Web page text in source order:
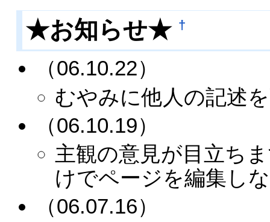
★お知らせ★ †
（06.10.22）
むやみに他人の記述
（06.10.19）
主観の意見が目立ち
けでページを編集し
（06.07.16）